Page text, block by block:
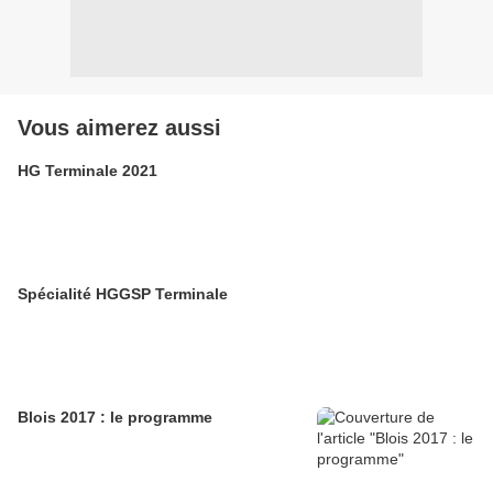
Vous aimerez aussi
HG Terminale 2021
Spécialité HGGSP Terminale
Blois 2017 : le programme